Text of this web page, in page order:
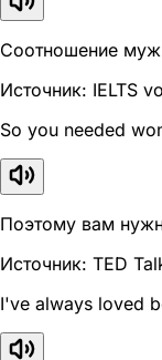
Соотношение
Источник: IELTS
So you needed
Поэтому вам
Источник: TED
I've always loved